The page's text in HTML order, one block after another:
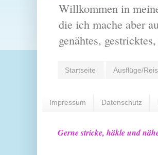
Willkommen in
die ich mache aber
genähtes,
Startseite Ausflüge/
Impressum Datenschutz
Gerne stricke, häkle und